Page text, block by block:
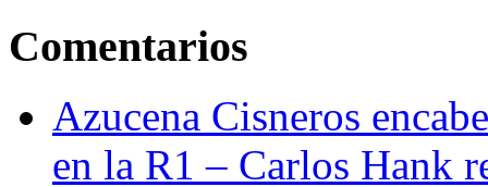
Comentarios
Azucena Cisneros
en la R1 – Carlos Hank